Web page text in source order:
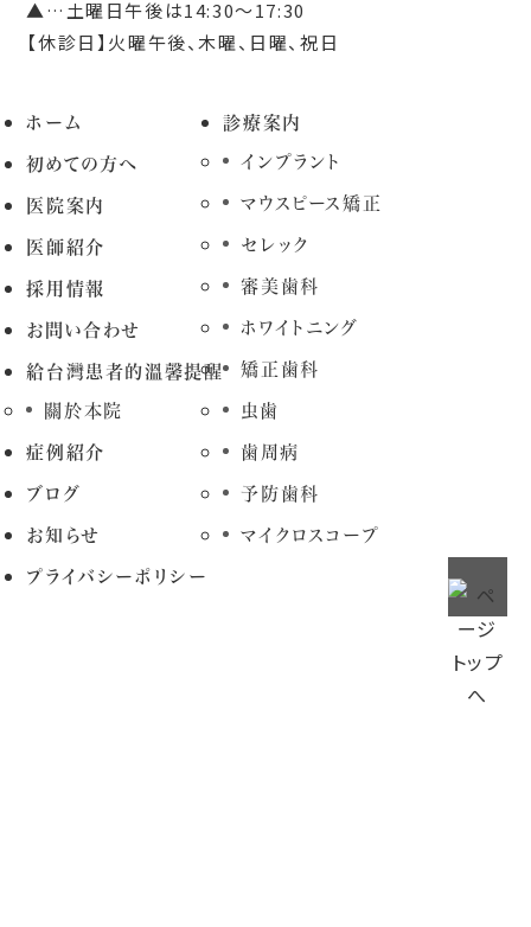
▲…土曜日午後は14:30～17:30
【休診日】火曜午後、木曜、日曜、祝日
ホーム
初めての方へ
医院案内
医師紹介
採用情報
お問い合わせ
給台灣患者的溫馨提醒
關於本院
症例紹介
ブログ
お知らせ
プライバシーポリシー
診療案内
インプラント
マウスピース矯正
セレック
審美歯科
ホワイトニング
矯正歯科
虫歯
歯周病
予防歯科
マイクロスコープ